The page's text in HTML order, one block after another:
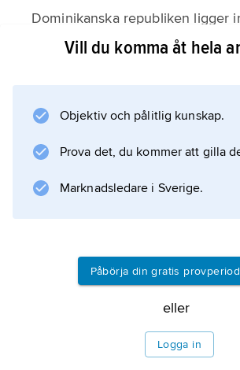
Dominikanska republiken ligger
tropiska zonen, men klimatet
utom i de högsta delarna, som har
Puerto Plata på nordkusten har
Vill du komma åt hela
Objektiv och pålitlig kunskap.
Prova det, du kommer att gilla
Marknadsledare i Sverige.
Påbörja din gratis provperiod
eller
Logga in